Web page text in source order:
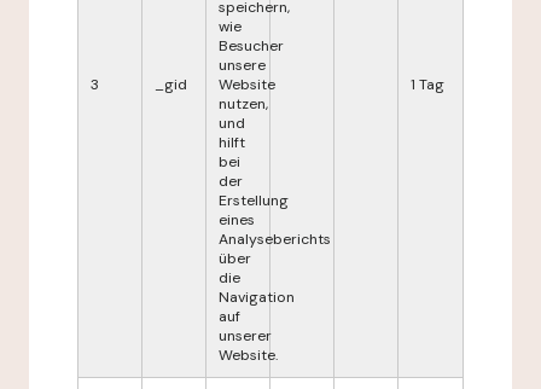
3 _gid
speichern,
wie
Besucher
unsere
Website
nutzen,
und
hilft
bei
der
Erstellung
eines
Analyseberichts
über
die
Navigation
auf
unserer
Website.
1 Tag